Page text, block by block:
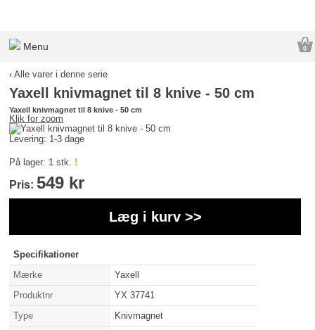
Menu 0
‹ Alle varer i denne serie
Yaxell knivmagnet til 8 knive - 50 cm
Yaxell knivmagnet til 8 knive - 50 cm
Klik for zoom
Levering: 1-3 dage
På lager: 1 stk. !
Pris:549 kr
Læg i kurv >>
Specifikationer
Mærke
Yaxell
Produktnr
YX 37741
Type
Knivmagnet